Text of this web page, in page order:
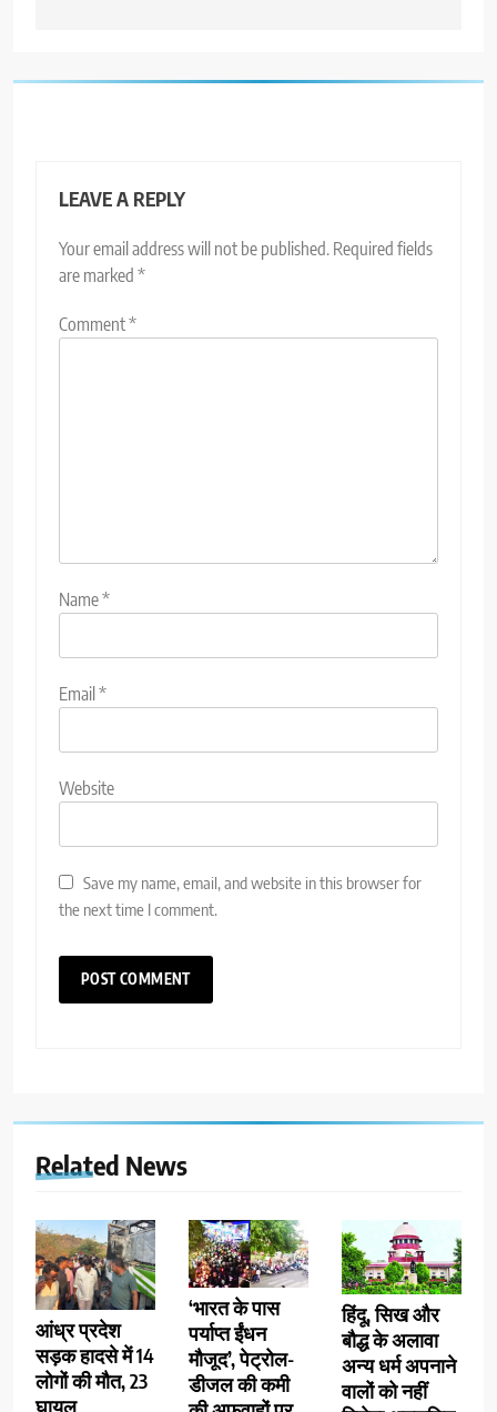
LEAVE A REPLY
Your email address will not be published. Required fields
are marked *
Comment*
Name*
Email*
Website
Save my name, email, and website in this browser for
the next time I comment.
Related News
आंध्र प्रदेश
सड़क हादसे में 14
लोगों की मौत, 23
घायल
‘भारत के पास
पर्याप्त ईंधन
मौजूद’, पेट्रोल-
डीजल की कमी
हिंदू, सिख और
बौद्ध के अलावा
अन्य धर्म अपनाने
वालों को नहीं